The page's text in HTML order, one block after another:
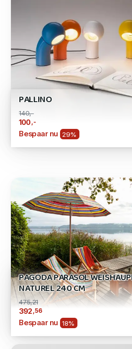
PALLINO
140,-
100,-
Bespaar nu 29%
PAGODA PARASOL
NATUREL 240 CM
475,21
392,56
Bespaar nu 18%